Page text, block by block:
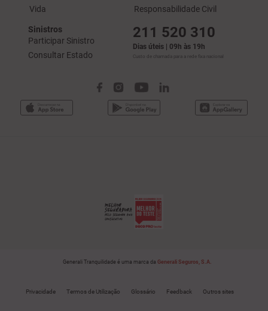
Vida
Responsabilidade Civil
Sinistros
Participar Sinistro
Consultar Estado
211 520 310
Dias úteis | 09h às 19h
Custo de chamada para a rede fixa nacional
Generali Tranquilidade é uma marca da Generali Seguros, S.A.
Privacidade Termos de Utilização Glossário Feedback Outros sites